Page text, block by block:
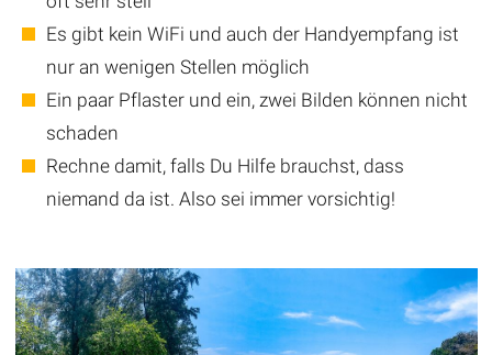
Es gibt kein WiFi und auch der Handyempfang ist
nur an wenigen Stellen möglich
Ein paar Pflaster und ein, zwei Bilden können nicht
schaden
Rechne damit, falls Du Hilfe brauchst, dass
niemand da ist. Also sei immer vorsichtig!